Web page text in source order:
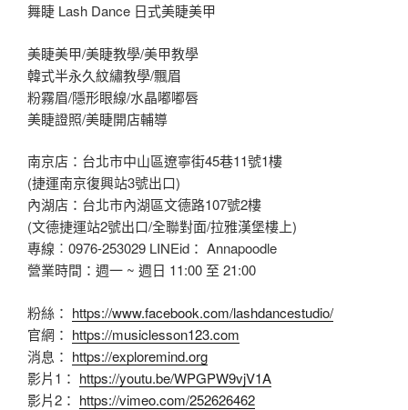
舞睫 Lash Dance 日式美睫美甲
美睫美甲/美睫教學/美甲教學
韓式半永久紋繡教學/飄眉
粉霧眉/隱形眼線/水晶嘟嘟唇
美睫證照/美睫開店輔導
南京店：台北市中山區遼寧街45巷11號1樓
(捷運南京復興站3號出口)
內湖店：台北市內湖區文德路107號2樓
(文德捷運站2號出口/全聯對面/拉雅漢堡樓上)
專線︰0976-253029 LINEid： Annapoodle
營業時間：週一 ~ 週日 11:00 至 21:00
粉絲： https://www.facebook.com/lashdancestudio/
官網： https://musiclesson123.com
消息： https://exploremind.org
影片1： https://youtu.be/WPGPW9vjV1A
影片2： https://vimeo.com/252626462